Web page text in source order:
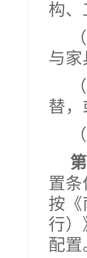
构、
与
替，
置
按《
行
配置